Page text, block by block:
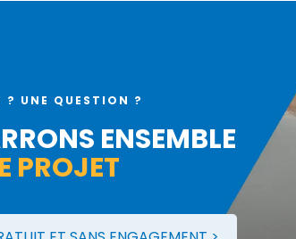
? UNE QUESTION ?
ENSEMBLE
PROJET